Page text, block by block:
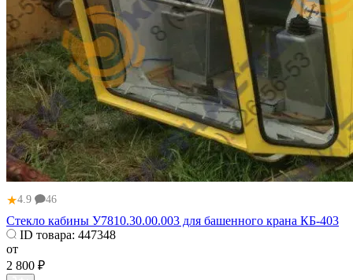
★4.9 46
Стекло кабины У7810.30.00.003 для башенного крана КБ-403
ID товара: 447348
от
2 800 ₽